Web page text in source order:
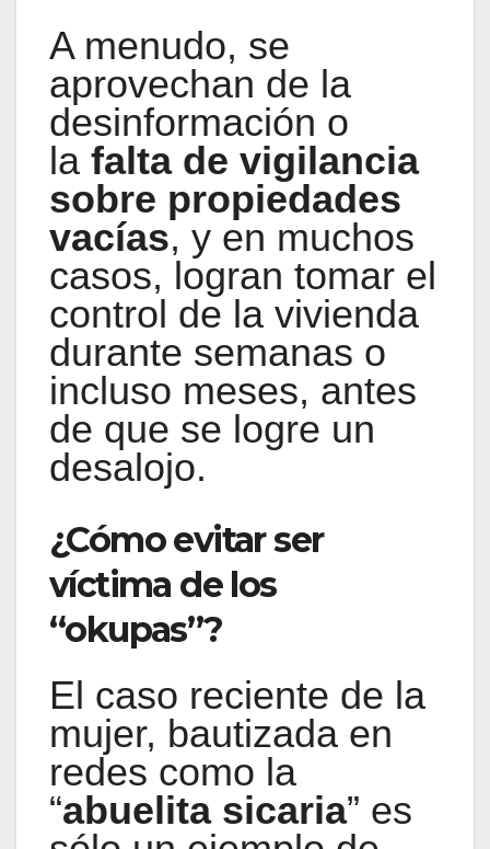
A menudo, se
aprovechan de la
desinformación o
la falta de vigilancia
sobre propiedades
vacías, y en muchos
casos, logran tomar el
control de la vivienda
durante semanas o
incluso meses, antes
de que se logre un
desalojo.
¿Cómo evitar ser
víctima de los
“okupas”?
El caso reciente de la
mujer, bautizada en
redes como la
“abuelita sicaria” es